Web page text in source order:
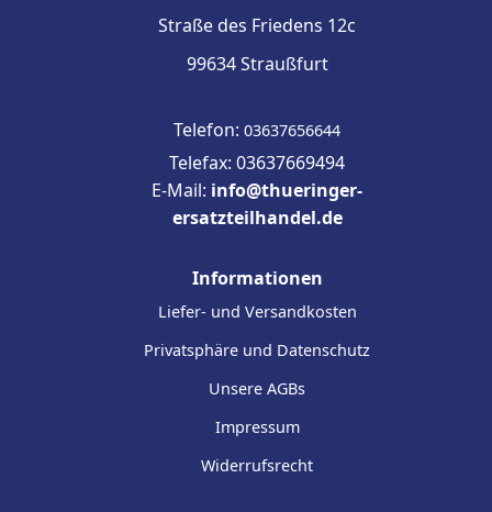
Straße des Friedens 12c
99634 Straußfurt
Telefon: 03637656644
Telefax: 03637669494
E-Mail: info@thueringer-
ersatzteilhandel.de
Informationen
Liefer- und Versandkosten
Privatsphäre und Datenschutz
Unsere AGBs
Impressum
Widerrufsrecht